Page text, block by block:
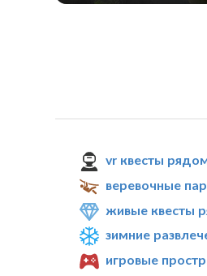
vr квесты
веревочные
живые квесты
зимние
игровые